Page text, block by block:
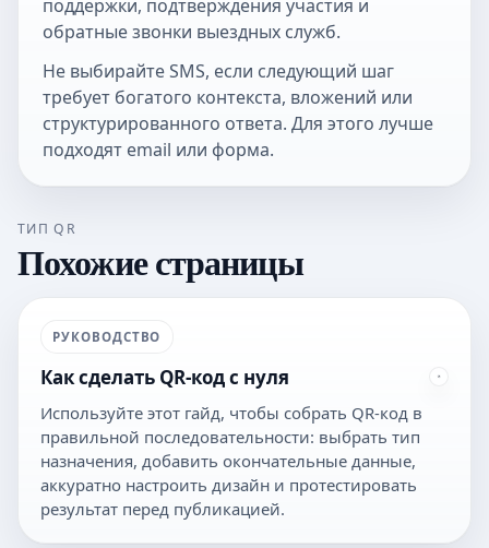
поддержки, подтверждения участия и
обратные звонки выездных служб.
Не выбирайте SMS, если следующий шаг
требует богатого контекста, вложений или
структурированного ответа. Для этого лучше
подходят email или форма.
ТИП QR
Похожие страницы
РУКОВОДСТВО
Как сделать QR-код с нуля
Используйте этот гайд, чтобы собрать QR-код в
правильной последовательности: выбрать тип
назначения, добавить окончательные данные,
аккуратно настроить дизайн и протестировать
результат перед публикацией.